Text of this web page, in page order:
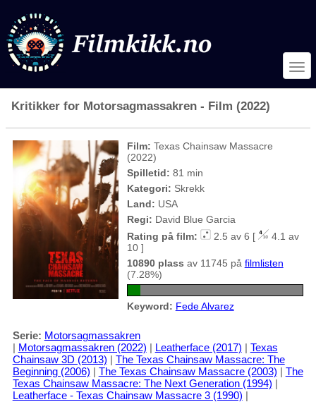
Kritikker for Motorsagmassakren - Film (2022)
Film: Texas Chainsaw Massacre
(2022)
Spilletid: 81 min
Kategori: Skrekk
Land: USA
Regi: David Blue Garcia
Rating på film:
2.5 av 6 [
4.1 av
10 ]
10890 plass av 11745 på filmlisten
(7.28%)
Keyword: Fede Alvarez
Serie: Motorsagmassakren
| Motorsagmassakren (2022) | Leatherface (2017) | Texas
Chainsaw 3D (2013) | The Texas Chainsaw Massacre: The
Beginning (2006) | The Texas Chainsaw Massacre (2003) | The
Texas Chainsaw Massacre: The Next Generation (1994) |
Leatherface - Texas Chainsaw Massacre 3 (1990) |